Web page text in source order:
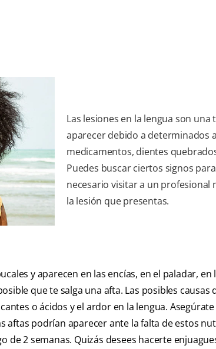
Las lesiones en la lengua son
aparecer debido a determinados
medicamentos, dientes
Puedes buscar ciertos signos
necesario visitar a un profesional
la lesión que presentas.
y aparecen en las encías, en el paladar, en
que te salga una afta. Las posibles causas
o ácidos y el ardor en la lengua.
aftas podrían aparecer ante la falta de estos
de 2 semanas. Quizás desees hacerte